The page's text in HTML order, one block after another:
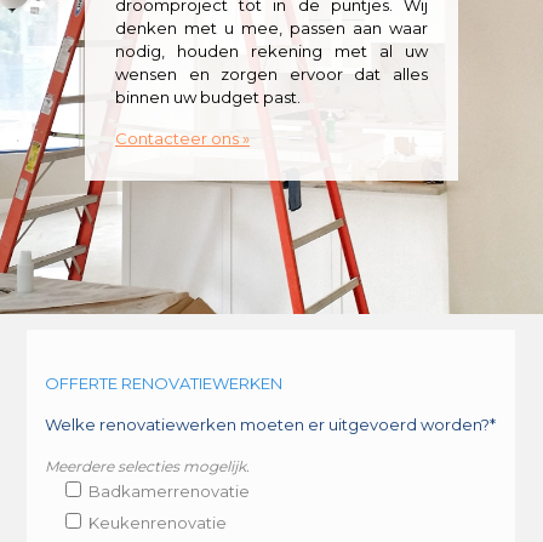
droomproject tot in de puntjes. Wij
denken met u mee, passen aan waar
nodig, houden rekening met al uw
wensen en zorgen ervoor dat alles
binnen uw budget past.
Contacteer ons »
OFFERTE RENOVATIEWERKEN
Welke renovatiewerken moeten er uitgevoerd worden?*
Meerdere selecties mogelijk.
Badkamerrenovatie
Keukenrenovatie